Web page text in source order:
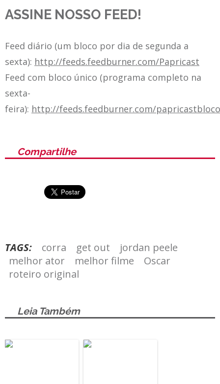
ASSINE NOSSO FEED!
Feed diário (um bloco por dia de segunda a
sexta): http://feeds.feedburner.com/Papricast
Feed com bloco único (programa completo na
sexta-
feira): http://feeds.feedburner.com/
Compartilhe
TAGS: corra get out
jordan peele
melhor ator
melhor filme
Oscar
roteiro original
Leia Também